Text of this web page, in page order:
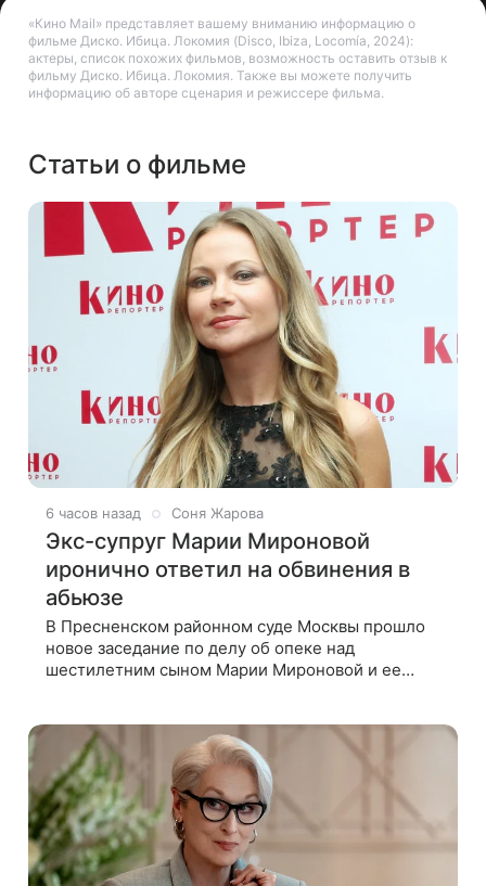
«Кино Mail» представляет вашему вниманию информацию о
фильме Диско. Ибица. Локомия (Disco, Ibiza, Locomía, 2024):
актеры, список похожих фильмов, возможность оставить отзыв к
фильму Диско. Ибица. Локомия. Также вы можете получить
информацию об авторе сценария и режиссере фильма.
Статьи о фильме
6 часов назад Соня Жарова
Экс-супруг Марии Мироновой
иронично ответил на обвинения в
абьюзе
В Пресненском районном суде Москвы прошло
новое заседание по делу об опеке над
шестилетним сыном Марии Мироновой и ее
Адвокаты